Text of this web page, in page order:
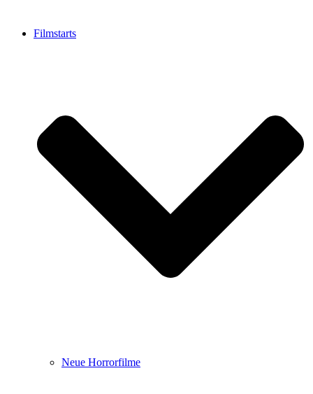
Filmstarts
Neue Horrorfilme